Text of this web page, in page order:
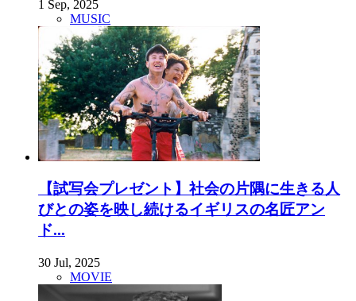
1 Sep, 2025
MUSIC
【試写会プレゼント】社会の片隅に生きる人
びとの姿を映し続けるイギリスの名匠アン
ド...
30 Jul, 2025
MOVIE